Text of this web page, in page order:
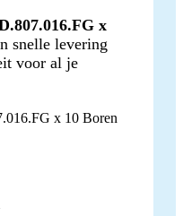
x
snelle levering
voor al je
x 10 Boren